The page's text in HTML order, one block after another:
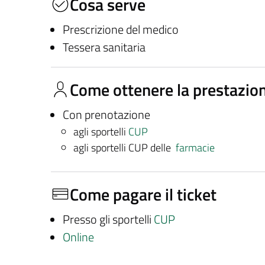
Prescrizione del medico
Tessera sanitaria
Come ottenere la
Con prenotazione
agli sportelli CUP
agli sportelli CUP delle farmacie
Come pagare il ticket
Presso gli sportelli CUP
Online